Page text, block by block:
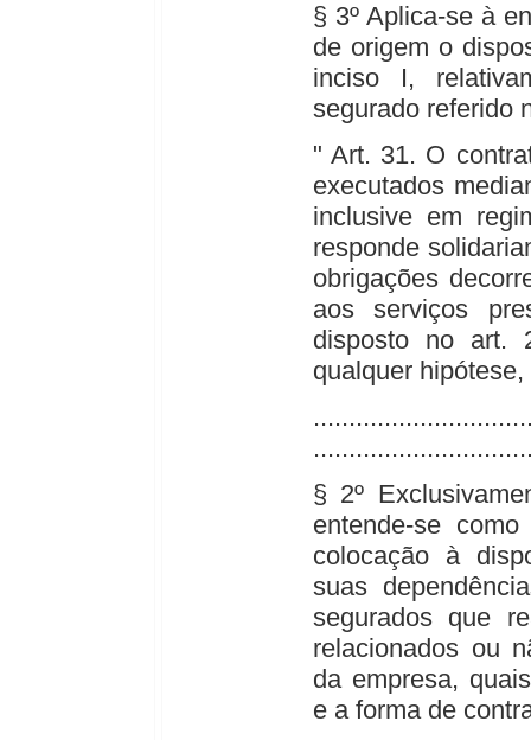
§ 3º Aplica-se à
de origem o
inciso I,
segurado referido
" Art. 31. O
executados
inclusive em
responde
obrigações
aos serviços
disposto no art.
qualquer
§ 2º
entende-se
colocação à
suas
segurados que
relacionados ou
da empresa,
e a forma de